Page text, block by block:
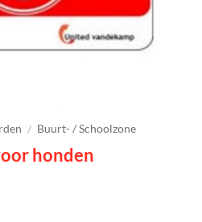
/ Buurt- / Schoolzone
honden